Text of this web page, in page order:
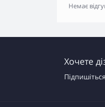
Немає
Хочете